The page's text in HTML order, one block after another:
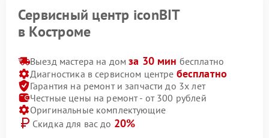
Сервисный центр iconBIT
в Костроме
Выезд мастера на домза 30 мин бесплатно
Диагностика в сервисном центре бесплатно
Гарантия на ремонт и запчасти до 3х лет
Честные цены на ремонт - от 300 рублей
Оригинальные комплектующие
Скидка для вас до 20%